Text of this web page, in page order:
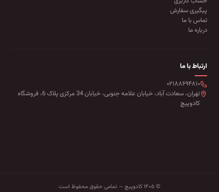
پیگیری سفارش
تماس با ما
درباره ما
ارتباط با ما
۰۲۱۸۸۶۹۴۸۱۰
تهران، سعادت آباد، خیابان علامه جنوبی، خیابان 34 مرکزی پلاک 6، فروشگاه
کادوپیچ
© ۱۴۰۵ کادوپیچ — تمامی حقوق محفوظ است